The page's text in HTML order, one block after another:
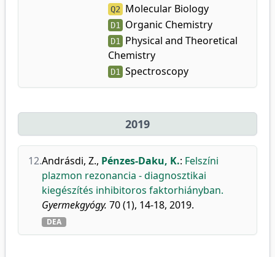
Q2 Molecular Biology
D1 Organic Chemistry
D1
Physical and Theoretical
Chemistry
D1 Spectroscopy
2019
12.Andrásdi, Z., Pénzes-Daku, K.: Felszíni
plazmon rezonancia - diagnosztikai
kiegészítés inhibitoros faktorhiányban.
Gyermekgyógy. 70 (1), 14-18, 2019.
DEA